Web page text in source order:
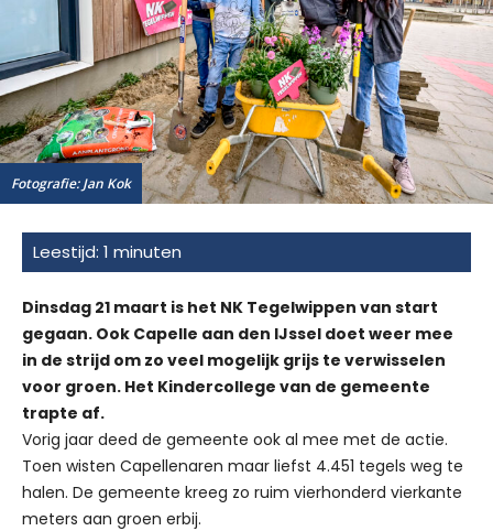
Fotografie: Jan Kok
Dinsdag 21 maart is het NK Tegelwippen van start
gegaan. Ook Capelle aan den IJssel doet weer mee
in de strijd om zo veel mogelijk grijs te verwisselen
voor groen. Het Kindercollege van de gemeente
trapte af.
Vorig jaar deed de gemeente ook al mee met de actie.
Toen wisten Capellenaren maar liefst 4.451 tegels weg te
halen. De gemeente kreeg zo ruim vierhonderd vierkante
meters aan groen erbij.